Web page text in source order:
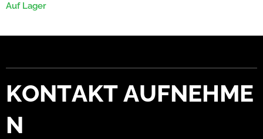
Auf Lager
KONTAKTAUFNEHME
N